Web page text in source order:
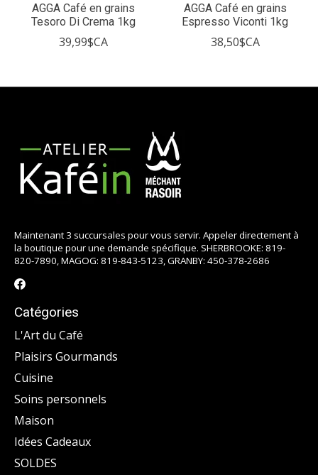
AGGA Café en grains
Tesoro Di Crema 1kg
39,99$CA
AGGA Café en grains
Espresso Viconti 1kg
38,50$CA
Maintenant 3 succursales pour vous servir. Appeler directement à
la boutique pour une demande spécifique. SHERBROOKE: 819-
820-7890, MAGOG: 819-843-5123, GRANBY: 450-378-2686
Catégories
L'Art du Café
Plaisirs Gourmands
Cuisine
Soins personnels
Maison
Idées Cadeaux
SOLDES